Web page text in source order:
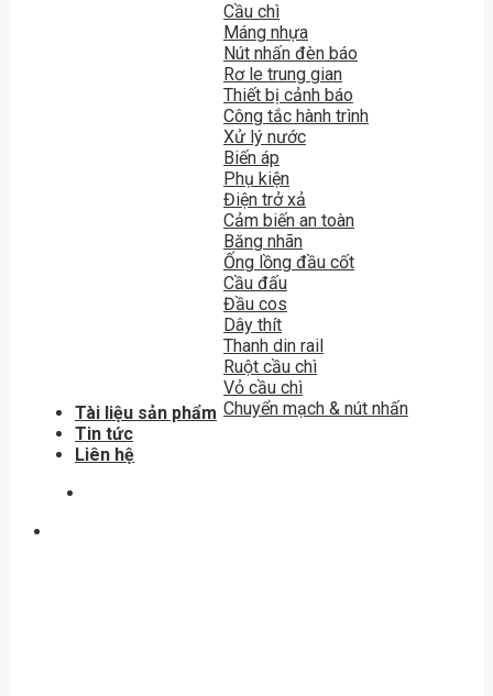
Cầu chì
Máng nhựa
Nút nhấn đèn báo
Rơ le trung gian
Thiết bị cảnh báo
Công tắc hành trình
Xử lý nước
Biến áp
Phụ kiện
Điện trở xả
Cảm biến an toàn
Băng nhãn
Ống lồng đầu cốt
Cầu đấu
Đầu cos
Dây thít
Thanh din rail
Ruột cầu chì
Vỏ cầu chì
Chuyển mạch & nút nhấn
Tài liệu sản phẩm
Tin tức
Liên hệ